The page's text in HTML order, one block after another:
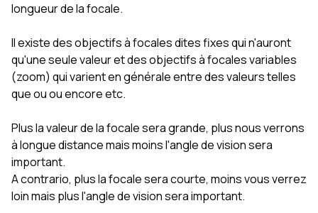
longueur de la focale.
Il existe des objectifs à focales dites fixes qui n'auront
qu'une seule valeur et des objectifs à focales variables
(zoom) qui varient en générale entre des valeurs telles
que ou ou encore etc.
Plus la valeur de la focale sera grande, plus nous verrons
à longue distance mais moins l'angle de vision sera
important.
A contrario, plus la focale sera courte, moins vous verrez
loin mais plus l'angle de vision sera important.